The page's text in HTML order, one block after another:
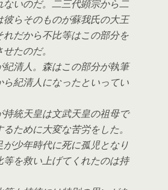
ないのだ。二三代顕宗から二
彼らそのものが蘇我氏の大王
れだから不比等はこの部分を
たのだ。
紀清人。森はこの部分が執筆
ら紀清人になったといってい
持統天皇は文武天皇の祖母で
ために大変な苦労をした。
が少年時代に死に孤児となり
等を救い上げてくれたのは持